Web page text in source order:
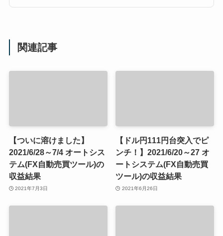
関連記事
【ついに溶けました】
2021/6/28～7/4 オートシス
テム(FX自動売買ツール)の
収益結果
2021年7月3日
【ドル円111円台突入でピ
ンチ！】2021/6/20～27 オ
ートシステム(FX自動売買
ツール)の収益結果
2021年6月26日